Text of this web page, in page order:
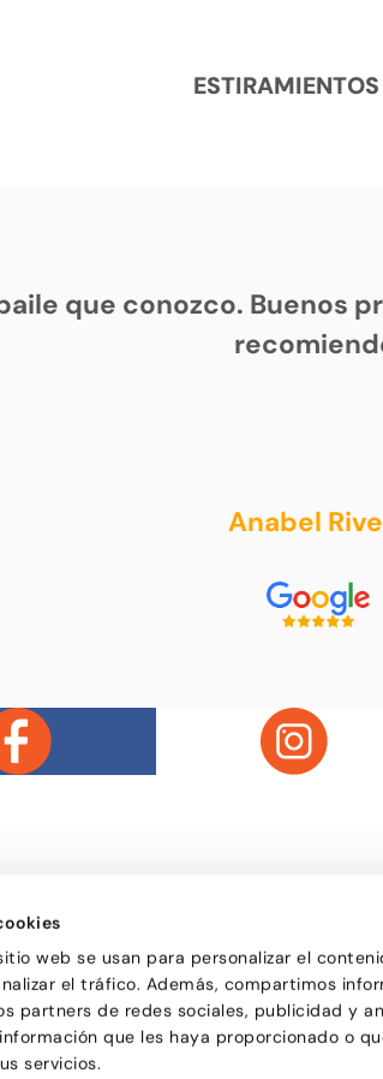
web se usan para personalizar el
el tráfico. Además, compartimos
partners de redes sociales, publicidad y
que les haya proporcionado o
servicios.
ESTIRAMIENTOS
que conozco. Buenos
Anabel
escuela de baile de Barcelona,
diversa y de todas las edades
por aprender a bailar y
baile una forma de pasarlo bien y
932